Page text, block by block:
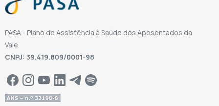
PASA - Plano de Assistência à Saúde dos Aposentados da
Vale
CNPJ: 39.419.809/0001-98